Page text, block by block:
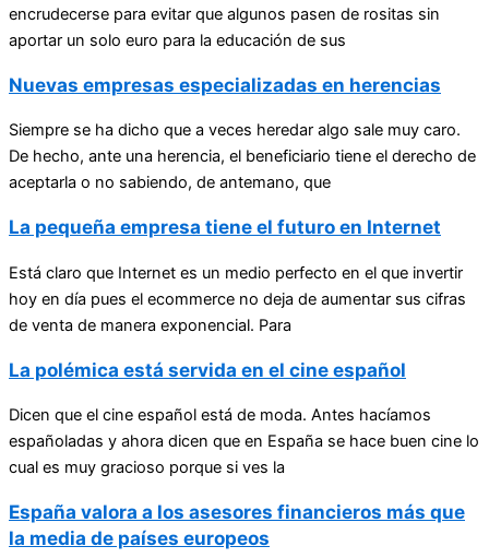
encrudecerse para evitar que algunos pasen de rositas sin
aportar un solo euro para la educación de sus
Nuevas empresas especializadas en herencias
Siempre se ha dicho que a veces heredar algo sale muy caro.
De hecho, ante una herencia, el beneficiario tiene el derecho de
aceptarla o no sabiendo, de antemano, que
La pequeña empresa tiene el futuro en Internet
Está claro que Internet es un medio perfecto en el que invertir
hoy en día pues el ecommerce no deja de aumentar sus cifras
de venta de manera exponencial. Para
La polémica está servida en el cine español
Dicen que el cine español está de moda. Antes hacíamos
españoladas y ahora dicen que en España se hace buen cine lo
cual es muy gracioso porque si ves la
España valora a los asesores financieros más que
la media de países europeos